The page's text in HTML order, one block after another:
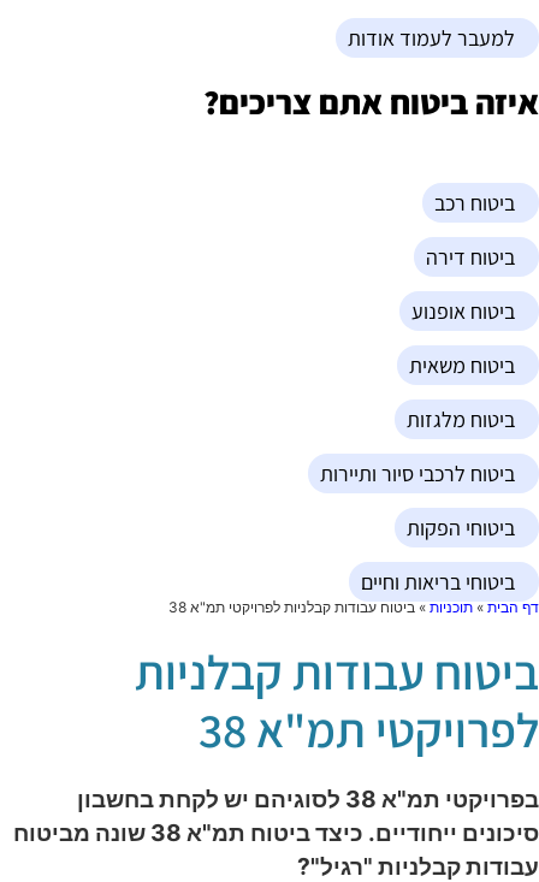
למעבר לעמוד אודות
ביטוח אתם צריכים?
ביטוח רכב
ביטוח דירה
ביטוח אופנוע
ביטוח משאית
ביטוח מלגזות
ביטוח לרכבי סיור ותיירות
ביטוחי הפקות
ביטוחי בריאות וחיים
הבית»תוכניות»ביטוח עבודות קבלניות לפרויקטי תמ"א 38
עבודות קבלניות
תמ"א 38
בפרויקטי תמ"א 38 לסוגיהם יש לקחת בחשבון
סיכונים ייחודיים. כיצד ביטוח תמ"א 38 שונה מביטוח
קבלניות "רגיל"?